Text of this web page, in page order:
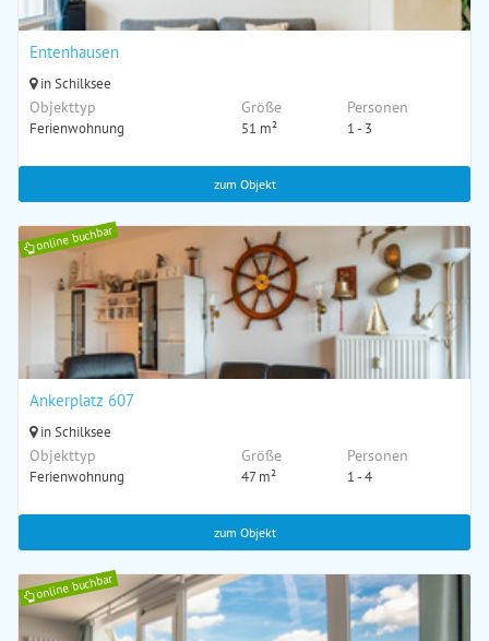
Entenhausen
in Schilksee
Objekttyp
Ferienwohnung
Größe
51 m²
Personen
1 - 3
zum Objekt
online buchbar
Ankerplatz 607
in Schilksee
Objekttyp
Ferienwohnung
Größe
47 m²
Personen
1 - 4
zum Objekt
online buchbar